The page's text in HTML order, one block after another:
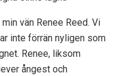
vän Renee Reed. Vi
inte förrän nyligen som
Renee, liksom
ångest och